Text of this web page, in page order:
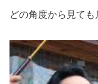
どの角度から見ても